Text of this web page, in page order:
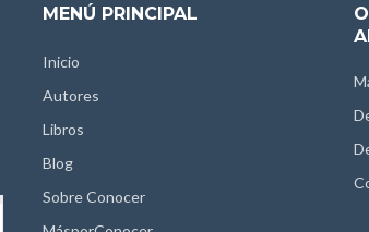
MENÚ PRINCIPAL
Inicio
Autores
Libros
Blog
Sobre Conocer